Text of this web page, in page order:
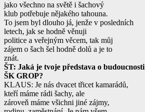
jako všechno na světě i šachový
klub potřebuje nějakého tahouna.
To jsem byl dlouho já, jenže v posledních
letech, jak se hodně věnuji
politice a veřejným věcem, tak můj
zájem o šach šel hodně dolů a je to
znát.
ŠT: Jaká je tvoje představa o budoucnosti
ŠK GROP?
KLAUS: Je nás dvacet třicet kamarádů,
kteří máme rádi šachy, ale
zároveň máme všichni jiné zájmy,